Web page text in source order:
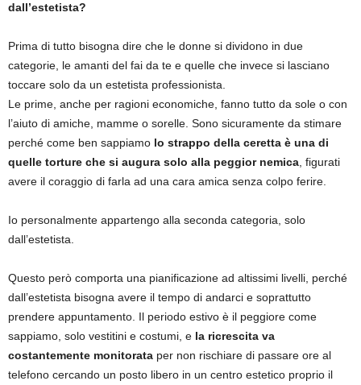
dall’estetista?
Prima di tutto bisogna dire che le donne si dividono in due
categorie, le amanti del fai da te e quelle che invece si lasciano
toccare solo da un estetista professionista.
Le prime, anche per ragioni economiche, fanno tutto da sole o con
l’aiuto di amiche, mamme o sorelle. Sono sicuramente da stimare
perché come ben sappiamo lo strappo della ceretta è una di
quelle torture che si augura solo alla peggior nemica, figurati
avere il coraggio di farla ad una cara amica senza colpo ferire.
Io personalmente appartengo alla seconda categoria, solo
dall’estetista.
Questo però comporta una pianificazione ad altissimi livelli, perché
dall’estetista bisogna avere il tempo di andarci e soprattutto
prendere appuntamento. Il periodo estivo è il peggiore come
sappiamo, solo vestitini e costumi, e la ricrescita va
costantemente monitorata per non rischiare di passare ore al
telefono cercando un posto libero in un centro estetico proprio il